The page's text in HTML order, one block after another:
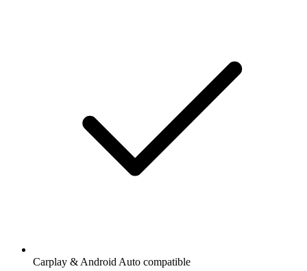
Carplay & Android Auto compatible